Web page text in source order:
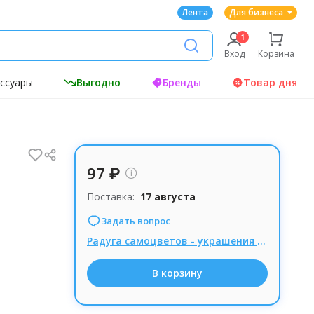
Лента Для бизнеса
Вход Корзина
Выгодно Бренды Товар дня
97 ₽
Поставка: 17 августа
Задать вопрос
Радуга самоцветов - украшения из натуральных камней, Комиссия 15% при заказе от 1000р.
В корзину